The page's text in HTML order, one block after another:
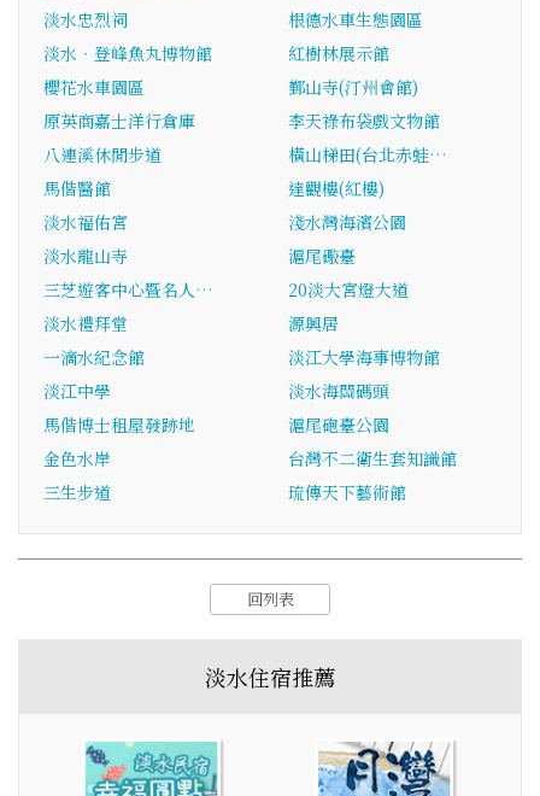
淡水忠烈祠
根德水車生態園區
淡水‧登峰魚丸博物館
紅樹林展示館
櫻花水車園區
鄞山寺(汀州會館)
原英商嘉士洋行倉庫
李天祿布袋戲文物館
八連溪休閒步道
橫山梯田(台北赤蛙…
馬偕醫館
達觀樓(紅樓)
淡水福佑宮
淺水灣海濱公園
淡水龍山寺
滬尾礮臺
三芝遊客中心暨名人…
20淡大宮燈大道
淡水禮拜堂
源興居
一滴水紀念館
淡江大學海事博物館
淡江中學
淡水海關碼頭
馬偕博士租屋發跡地
滬尾砲臺公園
金色水岸
台灣不二衛生套知識館
三生步道
琉傳天下藝術館
回列表
淡水住宿推薦